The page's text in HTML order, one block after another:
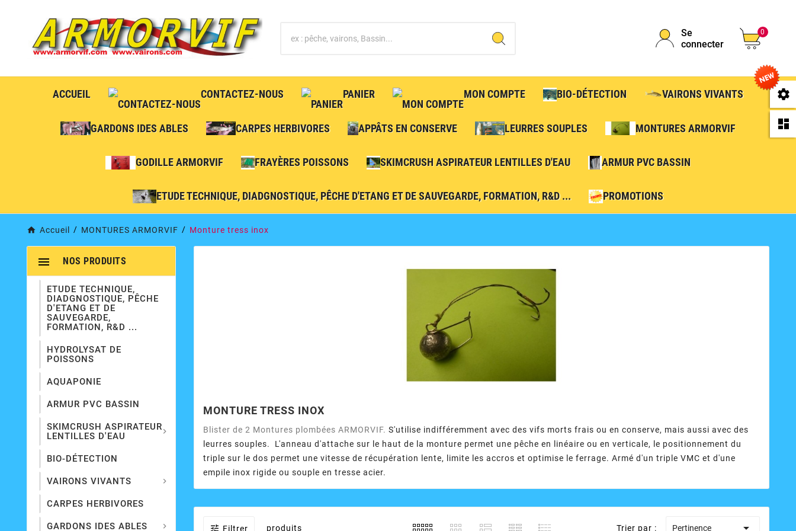
Se
connecter
0
ACCUEIL CONTACTEZ-NOUS PANIER MON COMPTE BIO-DÉTECTION VAIRONS VIVANTS
GARDONS IDES ABLES CARPES HERBIVORES APPÂTS EN CONSERVE LEURRES SOUPLES MONTURES ARMORVIF
GODILLE ARMORVIF FRAYÈRES POISSONS SKIMCRUSH ASPIRATEUR LENTILLES D'EAU ARMUR PVC BASSIN
ETUDE TECHNIQUE, DIADGNOSTIQUE, PÊCHE D'ETANG ET DE SAUVEGARDE, FORMATION, R&D ... PROMOTIONS
Accueil MONTURES ARMORVIF Monture tress inox
NOS PRODUITS

ETUDE TECHNIQUE,
DIADGNOSTIQUE, PÊCHE
D'ETANG ET DE
SAUVEGARDE,
FORMATION, R&D ...
HYDROLYSAT DE
POISSONS
AQUAPONIE
ARMUR PVC BASSIN
SKIMCRUSH ASPIRATEUR
LENTILLES D'EAU

BIO-DÉTECTION
VAIRONS VIVANTS 
CARPES HERBIVORES
GARDONS IDES ABLES 
MONTURE TRESS INOX
Blister de 2 Montures plombées ARMORVIF.S'utilise indifféremment avec des vifs morts frais ou en conserve, mais aussi avec des
leurres souples. L'anneau d'attache sur le haut de la monture permet une pêche en linéaire ou en verticale, le positionnement du
triple sur le dos permet une vitesse de récupération lente, limite les accros et optimise le ferrage. Armé d'un triple VMC et d'une
empile inox rigide ou souple en tresse acier.
 Filtrer produits Trier par : Pertinence 